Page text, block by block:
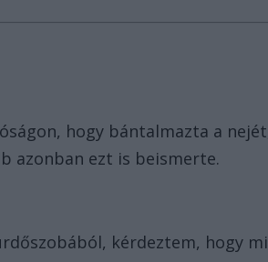
hogy bántalmazta a
azonban ezt is beismerte.
kérdeztem, hogy